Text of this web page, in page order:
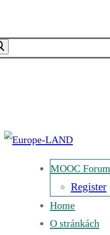
MOOC Forum
Register
Home
O stránkách